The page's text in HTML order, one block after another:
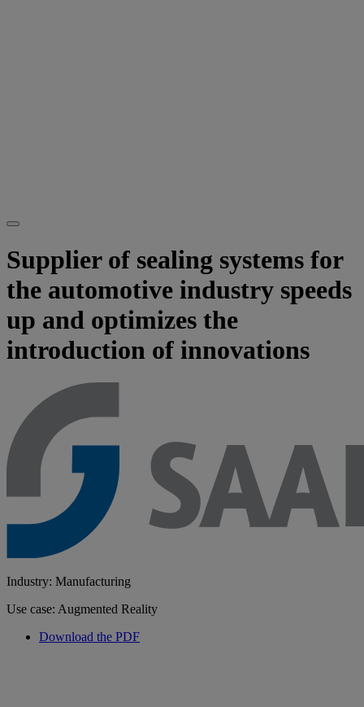
Supplier of sealing systems for
the automotive industry speeds
up and optimizes the
introduction of innovations
Industry: Manufacturing
Use case: Augmented Reality
Download the PDF